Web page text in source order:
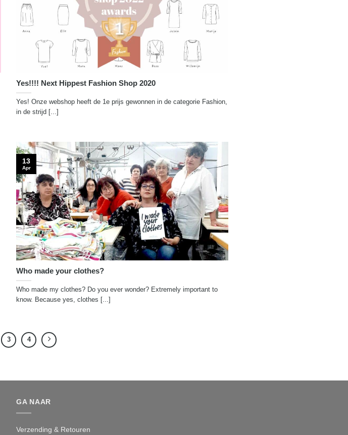
Yes!!!! Next Hippest Fashion Shop 2020
Yes! Onze webshop heeft de 1e prijs gewonnen in de categorie Fashion,
in de strijd [...]
Who made your clothes?
Who made my clothes? Do you ever wonder? Extremely important to
know. Because yes, clothes [...]
13
Apr
3 4
GA NAAR
Verzending & Retouren